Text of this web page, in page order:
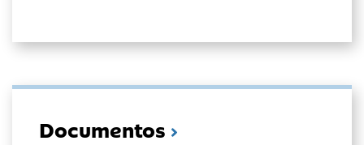
Documentos